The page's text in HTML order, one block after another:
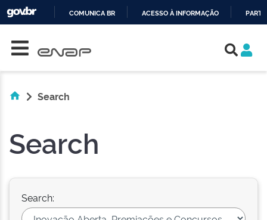
COMUNICA BR ACESSO À INFORMAÇÃO
Search
Search
Search: